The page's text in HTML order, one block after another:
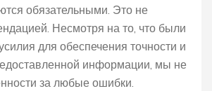
обязательными. Это не
Несмотря на то, что были
для обеспечения точности и
информации, мы не
за любые ошибки.